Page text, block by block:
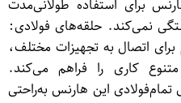
این هارنس برای استفاده طولانی‌مدت
نمی‌کند. حلقه‌های فولادی:
اتصال به تجهیزات مختلف،
کاری را فراهم می‌کند.
این هارنس به‌راحتی